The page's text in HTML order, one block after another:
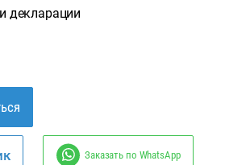
декларации
Заказать по WhatsApp